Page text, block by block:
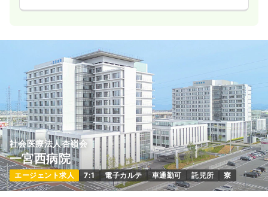
社会医療法人杏嶺会
一宮西病院
エージェント求人 7:1 電子カルテ 車通勤可 託児所 寮